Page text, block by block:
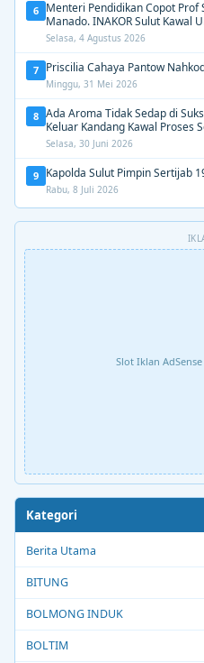
6 Menteri Pendidikan Copot
Manado. INAKOR Sulut Kawal
Aroma Busuk di Suksesi Rektor
Selasa, 4 Agustus 2026
7 Priscilia Cahaya Pantow
Minggu, 31 Mei 2026
8 Ada Aroma Tidak Sedap di
Keluar Kandang Kawal Proses
Selasa, 30 Juni 2026
9 Kapolda Sulut Pimpin Sertijab
Rabu, 8 Juli 2026
Slot Iklan AdSense
Kategori
Berita Utama
BITUNG
BOLMONG INDUK
BOLTIM